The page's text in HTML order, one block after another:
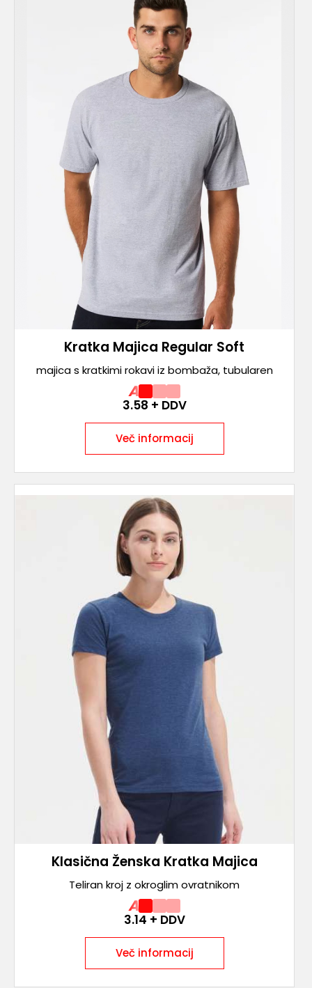
Kratka Majica Regular Soft
majica s kratkimi rokavi iz bombaža, tubularen
A
3.58 + DDV
Več informacij
Klasična Ženska Kratka Majica
Teliran kroj z okroglim ovratnikom
A
3.14 + DDV
Več informacij